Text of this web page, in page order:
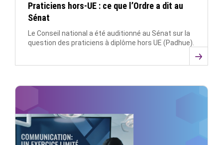
Praticiens hors-UE : ce que l’Ordre a dit au
Sénat
Le Conseil national a été auditionné au Sénat sur la
question des praticiens à diplôme hors UE (Padhue).